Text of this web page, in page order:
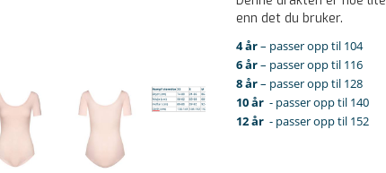
enn det du bruker.
4 år– passer opp til 104
6 år– passer opp til 116
8 år– passer opp til 128
10 år - passer opp til 140
12 år - passer opp til 152